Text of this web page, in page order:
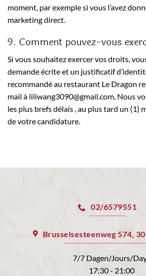
moment, par exemple si vous l’avez
marketing direct.
9. Comment pouvez-vous
Si vous souhaitez exercer vos droits,
demande écrite et un justificatif
recommandé au restaurant Le Dragon
mail à liliwang3090@gmail.com, Nous
les plus brefs délais , au plus tard un (1)
de votre candidature.
02/6579551
Brusselsesteenweg 574,
7/7 Dagen/Jours/
17:30 - 21:00